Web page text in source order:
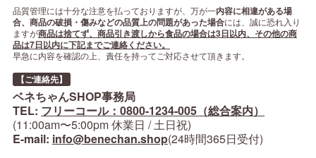
品質管理には十分な注意を払っておりますが、万が一内容に相違がある場
合、商品の破損・傷みなどの品質上の問題があった場合には、誠に恐れ入り
ますが商品は捨てず、商品引き渡しから食品の場合は3日以内、その他の商
品は7日以内に下記までご連絡ください。
早急に内容を確認の上、責任を持ってご対応させて頂きます。
【ご連絡先】
ベネちゃんSHOP事務局
TEL: フリーコール：0800-1234-005（総合案内）
(11:00am〜5:00pm 休業日 / 土日祝)
E-mail: info@benechan.shop(24時間365日受付)